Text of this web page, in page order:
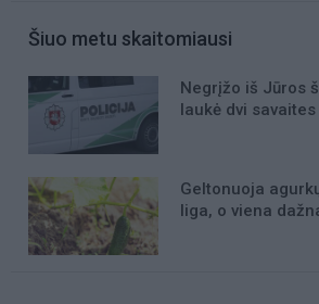
Šiuo metu skaitomiausi
Negrįžo iš Jūros
laukė dvi savaites
Geltonuoja
liga, o viena